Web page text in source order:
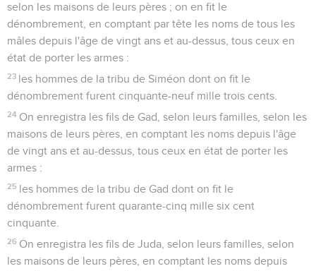
selon les maisons de leurs pères ; on en fit le
dénombrement, en comptant par tête les noms de tous les
mâles depuis l'âge de vingt ans et au-dessus, tous ceux en
état de porter les armes :
23 les hommes de la tribu de Siméon dont on fit le
dénombrement furent cinquante-neuf mille trois cents.
24 On enregistra les fils de Gad, selon leurs familles, selon les
maisons de leurs pères, en comptant les noms depuis l'âge
de vingt ans et au-dessus, tous ceux en état de porter les
armes :
25 les hommes de la tribu de Gad dont on fit le
dénombrement furent quarante-cinq mille six cent
cinquante.
26 On enregistra les fils de Juda, selon leurs familles, selon
les maisons de leurs pères, en comptant les noms depuis